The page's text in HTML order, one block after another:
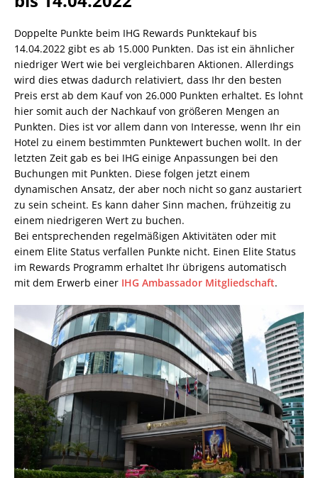
Doppelte Punkte beim IHG Rewards Punktekauf bis
14.04.2022 gibt es ab 15.000 Punkten. Das ist ein ähnlicher
niedriger Wert wie bei vergleichbaren Aktionen. Allerdings
wird dies etwas dadurch relativiert, dass Ihr den besten
Preis erst ab dem Kauf von 26.000 Punkten erhaltet. Es lohnt
hier somit auch der Nachkauf von größeren Mengen an
Punkten. Dies ist vor allem dann von Interesse, wenn Ihr ein
Hotel zu einem bestimmten Punktewert buchen wollt. In der
letzten Zeit gab es bei IHG einige Anpassungen bei den
Buchungen mit Punkten. Diese folgen jetzt einem
dynamischen Ansatz, der aber noch nicht so ganz austariert
zu sein scheint. Es kann daher Sinn machen, frühzeitig zu
einem niedrigeren Wert zu buchen.
Bei entsprechenden regelmäßigen Aktivitäten oder mit
einem Elite Status verfallen Punkte nicht. Einen Elite Status
im Rewards Programm erhaltet Ihr übrigens automatisch
mit dem Erwerb einer IHG Ambassador Mitgliedschaft.